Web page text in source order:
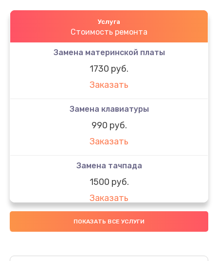
Услуга
Стоимость ремонта
Замена материнской платы
1730 руб.
Заказать
Замена клавиатуры
990 руб.
Заказать
Замена тачпада
1500 руб.
Заказать
Замена южного моста
Заказать
ПОКАЗАТЬ ВСЕ УСЛУГИ